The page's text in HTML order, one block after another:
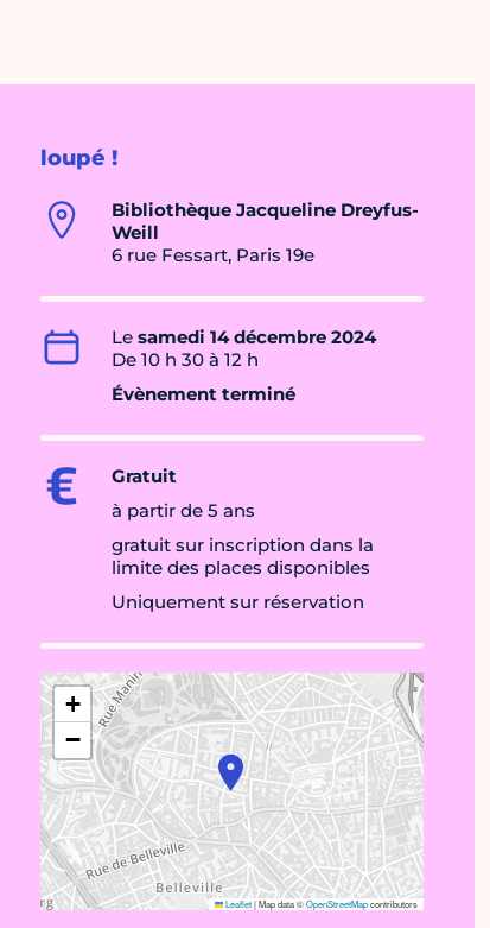
loupé !
Bibliothèque Jacqueline Dreyfus-
Weill
6 rue Fessart, Paris 19e
Le samedi 14 décembre 2024
De 10 h 30 à 12 h
Évènement terminé
Gratuit
à partir de 5 ans
gratuit sur inscription dans la
limite des places disponibles
Uniquement sur réservation
+
−
Leaflet|Map data ©OpenStreetMapcontributors